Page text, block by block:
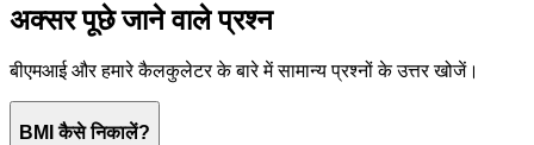
अक्सर पूछे जाने वाले प्रश्न
बीएमआई और हमारे कैलकुलेटर के बारे में सामान्य प्रश्नों के उत्तर खोजें।
BMI कैसे निकालें?